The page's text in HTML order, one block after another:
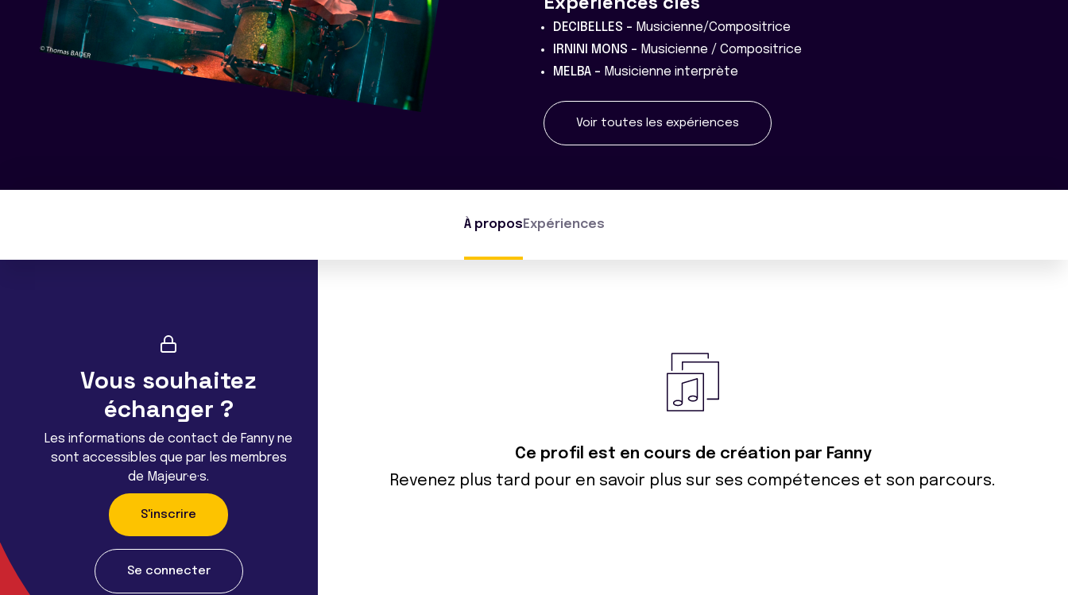
DECIBELLES - Musicienne/Compositrice
IRNINI MONS - Musicienne / Compositrice
MELBA - Musicienne interprète
Voir toutes les expériences
À propos Expériences
Vous souhaitez
échanger ?
Les informations de contact de Fanny ne
sont accessibles que par les membres
de Majeur·e·s.
S'inscrire
Se connecter
Ce profil est en cours de création par Fanny
Revenez plus tard pour en savoir plus sur ses compétences et son parcours.